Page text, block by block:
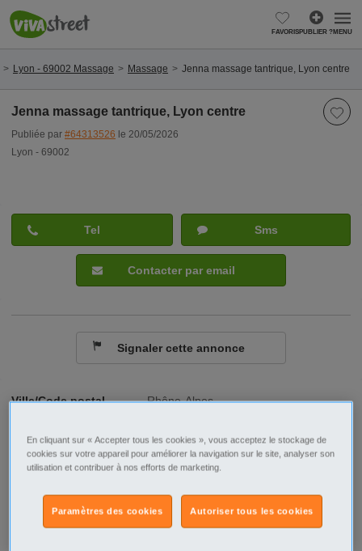
FAVORISPUBLIER ?MENU
Lyon - 69002 Massage Massage Jenna massage tantrique, Lyon centre
Jenna massage tantrique, Lyon centre
Publiée par #64313526 le 20/05/2026
Lyon - 69002
Ville/Code postal
Rhône-Alpes
Lyon - 69002
Professionnel Offre
Description
Tel Sms
Contacter par email
Signaler cette annonce
En cliquant sur « Accepter tous les cookies », vous acceptez le stockage de
cookies sur votre appareil pour améliorer la navigation sur le site, analyser son
utilisation et contribuer à nos efforts de marketing.
Autoriser tous les cookies
Paramètres des cookies